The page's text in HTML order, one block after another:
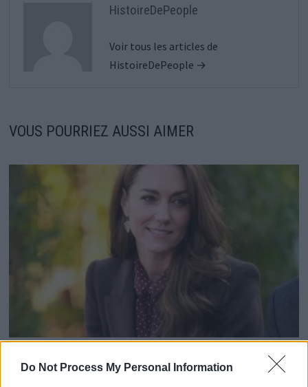
Do Not Process My Personal Information
HistoireDePeople
Voir tous les articles de
HistoireDePeople →
VOUS POURRIEZ AUSSI AIMER
Kate Middleton se bat en silence lors de son premier
voyage à l’étranger après sa maladie